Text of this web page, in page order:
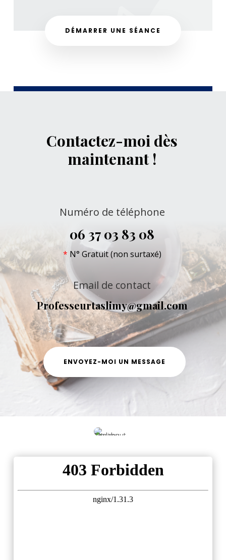
DÉMARRER UNE SÉANCE
Contactez-moi dès
maintenant !
Numéro de téléphone
06 37 03 83 08
* N° Gratuit (non surtaxé)
Email de contact
Professeurtaslimy@gmail.com
ENVOYEZ-MOI UN MESSAGE